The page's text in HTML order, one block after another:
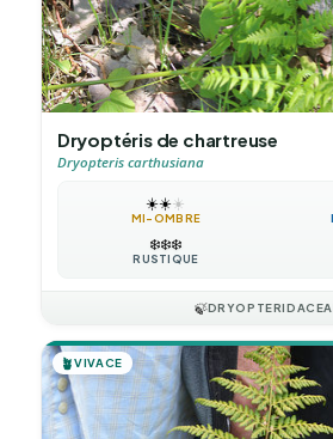
Dryoptéris de chartreuse
Dryopteris carthusiana
☀️☀️☀️
MI-OMBRE
❄️❄️❄️
RUSTIQUE
🍃
🪴VIVACE